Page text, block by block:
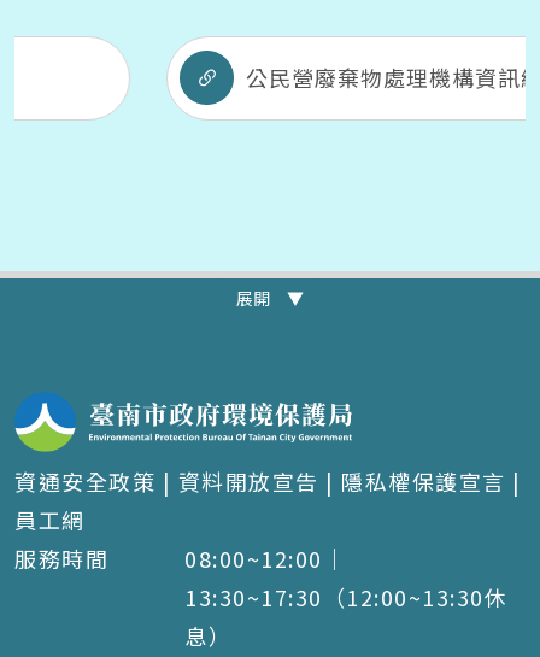
公民營廢棄物處理機構資訊網
展開 ▼
資通安全政策 | 資料開放宣告 | 隱私權保護宣言 |
員工網
服務時間
08:00~12:00｜
13:30~17:30（12:00~13:30休
息）